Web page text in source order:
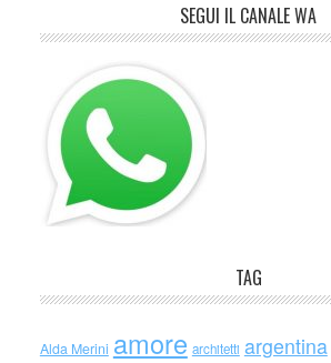
SEGUI IL CANALE WA
TAG
Alda Merini amore architetti argentina